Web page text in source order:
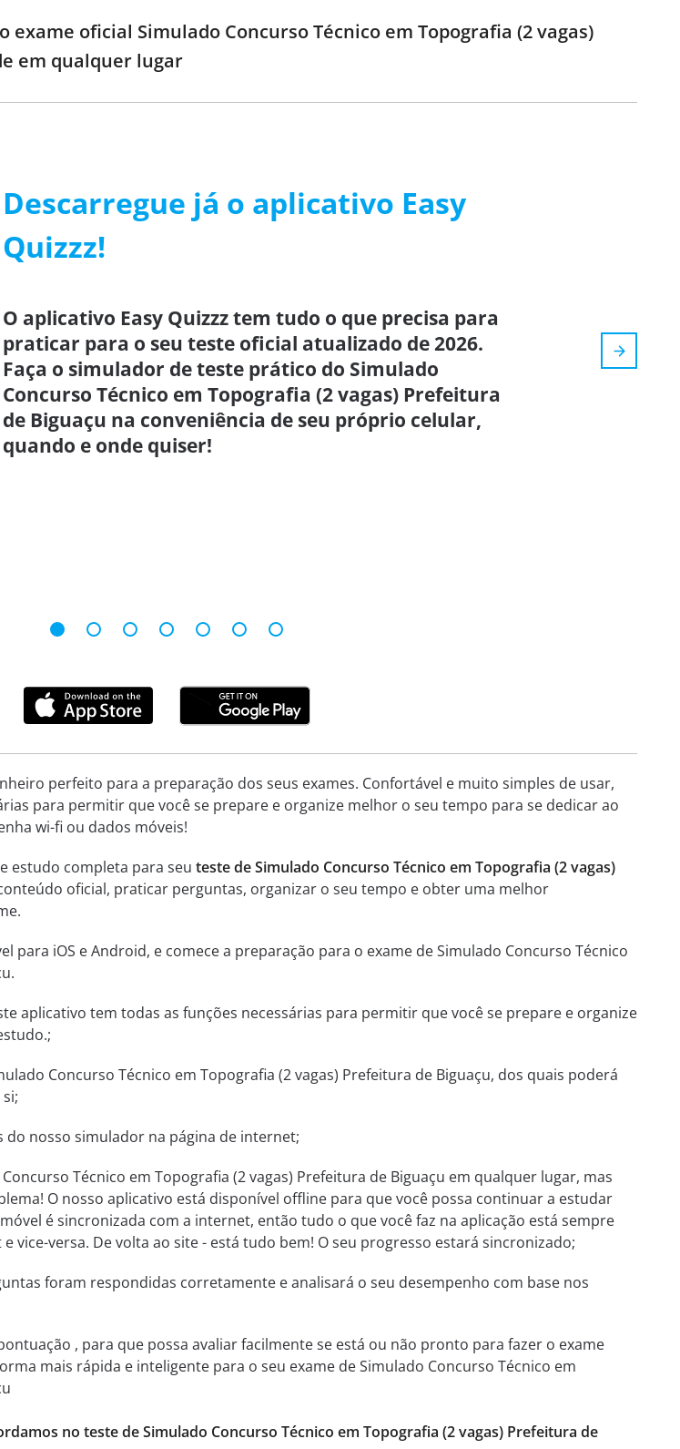
oficial Simulado Concurso Técnico em Topografia (2 vagas)
em qualquer lugar
Descarregue já o aplicativo Easy
Quizzz!
O aplicativo Easy Quizzz tem tudo o que precisa para
praticar para o seu teste oficial atualizado de 2026.
Faça o simulador de teste prático do Simulado
Concurso Técnico em Topografia (2 vagas) Prefeitura
de Biguaçu na conveniência de seu próprio celular,
quando e onde quiser!
perfeito para a preparação dos seus exames. Confortável e muito simples de usar,
para permitir que você se prepare e organize melhor o seu tempo para se dedicar ao
wi-fi ou dados móveis!
estudo completa para seu teste de Simulado Concurso Técnico em Topografia (2 vagas)
oficial, praticar perguntas, organizar o seu tempo e obter uma melhor
para iOS e Android, e comece a preparação para o exame de Simulado Concurso Técnico
aplicativo tem todas as funções necessárias para permitir que você se prepare e organize
Concurso Técnico em Topografia (2 vagas) Prefeitura de Biguaçu, dos quais poderá
nosso simulador na página de internet;
Técnico em Topografia (2 vagas) Prefeitura de Biguaçu em qualquer lugar, mas
O nosso aplicativo está disponível offline para que você possa continuar a estudar
é sincronizada com a internet, então tudo o que você faz na aplicação está sempre
vice-versa. De volta ao site - está tudo bem! O seu progresso estará sincronizado;
foram respondidas corretamente e analisará o seu desempenho com base nos
, para que possa avaliar facilmente se está ou não pronto para fazer o exame
mais rápida e inteligente para o seu exame de Simulado Concurso Técnico em
no teste de Simulado Concurso Técnico em Topografia (2 vagas) Prefeitura de